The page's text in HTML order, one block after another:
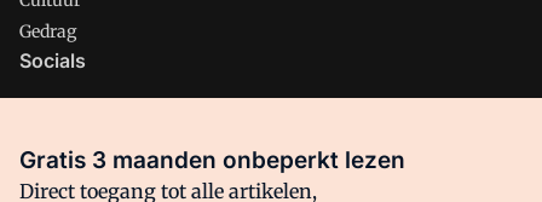
Gedrag
Socials
Facebook
Gratis 3 maanden onbeperkt lezen
Direct toegang tot alle artikelen,